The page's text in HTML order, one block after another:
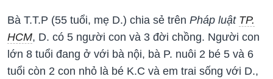
Bà T.T.P (55 tuổi, mẹ D.) chia sẻ trên Pháp luật TP.
HCM, D. có 5 người con và 3 đời chồng. Người con
lớn 8 tuổi đang ở với bà nội, bà P. nuôi 2 bé 5 và 6
tuổi còn 2 con nhỏ là bé K.C và em trai sống với D.,